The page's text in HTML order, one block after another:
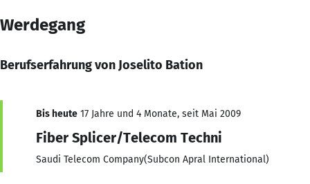
Werdegang
Berufserfahrung von Joselito Bation
Bis heute 17 Jahre und 4 Monate, seit Mai 2009
Fiber Splicer/Telecom Techni
Saudi Telecom Company(Subcon Apral International)